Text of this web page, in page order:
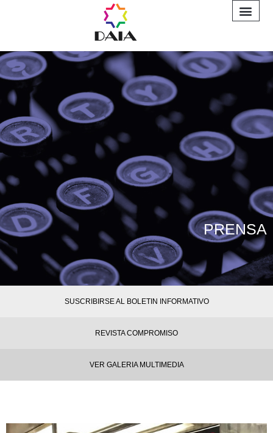
PRENSA
SUSCRIBIRSE AL BOLETIN INFORMATIVO
REVISTA COMPROMISO
VER GALERIA MULTIMEDIA